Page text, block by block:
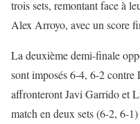
trois sets, remontant face à
Alex Arroyo, avec un score
La deuxième demi-finale
sont imposés 6-4, 6-2
affronteront Javi Garrido et
match en deux sets (6-2, 6-